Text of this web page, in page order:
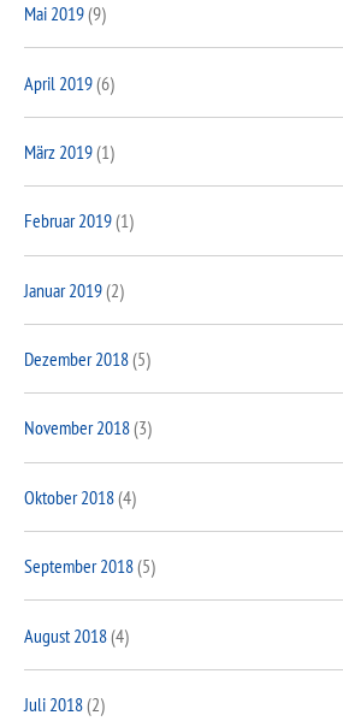
Mai 2019(9)
April 2019(6)
März 2019(1)
Februar 2019(1)
Januar 2019(2)
Dezember 2018(5)
November 2018(3)
Oktober 2018(4)
September 2018(5)
August 2018(4)
Juli 2018(2)